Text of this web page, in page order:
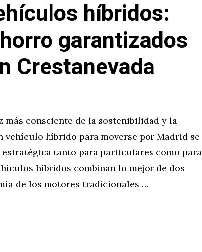
híbridos:
garantizados
Crestanevada
más consciente de la sostenibilidad y la
vehículo híbrido para moverse por Madrid se
tanto para particulares como para
híbridos combinan lo mejor de dos
de los motores tradicionales …